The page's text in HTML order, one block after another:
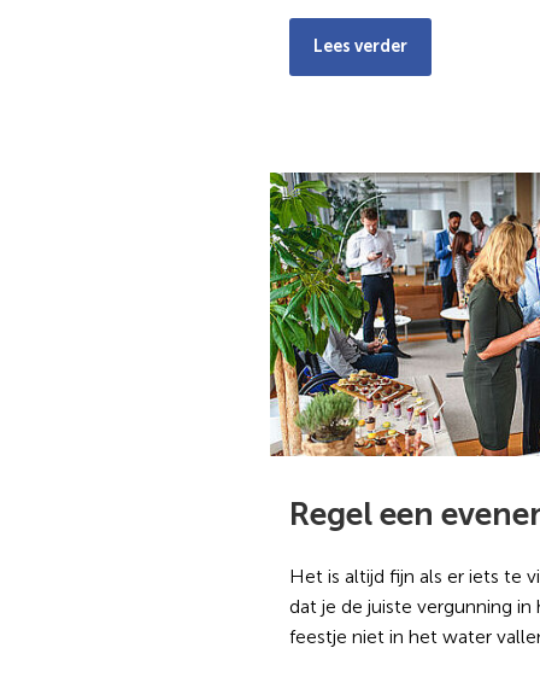
Lees verder
Regel een
Het is altijd fijn als er iets te
dat je de juiste vergunning
feestje niet in het water